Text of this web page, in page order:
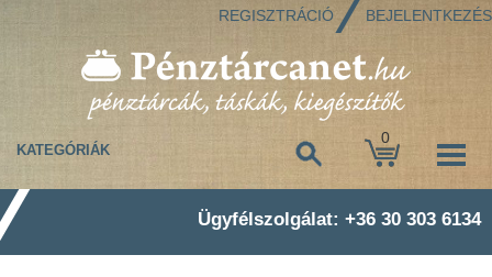
REGISZTRÁCIÓ BEJELENTKEZÉS
0
KATEGÓRIÁK
Ügyfélszolgálat: +36 30 303 6134